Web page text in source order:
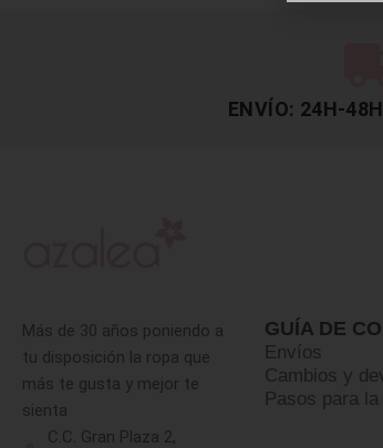
ENVÍO: 24H-
Más de 30 años poniendo a
tu disposición la ropa que
más te gusta y mejor te
sienta
C.C. Gran Plaza 2,
GUÍA DE
Envíos
Cambios y
Pasos para